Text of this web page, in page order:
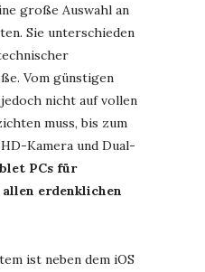
große Auswahl an
Sie unterschieden
Vom günstigen
nicht auf vollen
muss, bis zum
Kamera und Dual-
PCs für
erdenklichen
ist neben dem iOS